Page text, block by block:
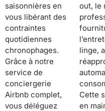
saisonnières en
vous libérant des
contraintes
quotidiennes
chronophages.
Grâce à notre
service de
conciergerie
Airbnb complet,
vous déléguez
out, le nettoyage
professionnel, la
fourniture et
l’entretien du
linge, ainsi que le
réapprovisionnement
automatique des
consommables.
Cette solution clé
en main vous fait
hôteliers, vous
retrouvez votre
liberté pour vous
concentrer sur
vos priorités
personnelles et
professionnelles.
Notre service de
conciergerie
premium et notre